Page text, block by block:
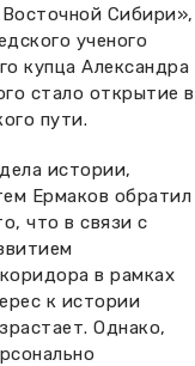
Сибири»,
ученого
купца Александра
стало открытие в
пути.
истории,
Ермаков обратил
что в связи с
в рамках
к истории
Однако,